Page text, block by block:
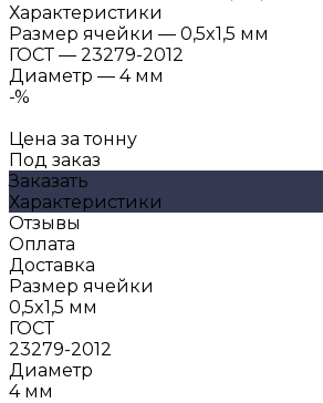
Характеристики
Размер ячейки — 0,5x1,5 мм
ГОСТ — 23279-2012
Диаметр — 4 мм
-%
Цена за тонну
Под заказ
Заказать
Характеристики
Отзывы
Оплата
Доставка
Размер ячейки
0,5x1,5 мм
ГОСТ
23279-2012
Диаметр
4 мм